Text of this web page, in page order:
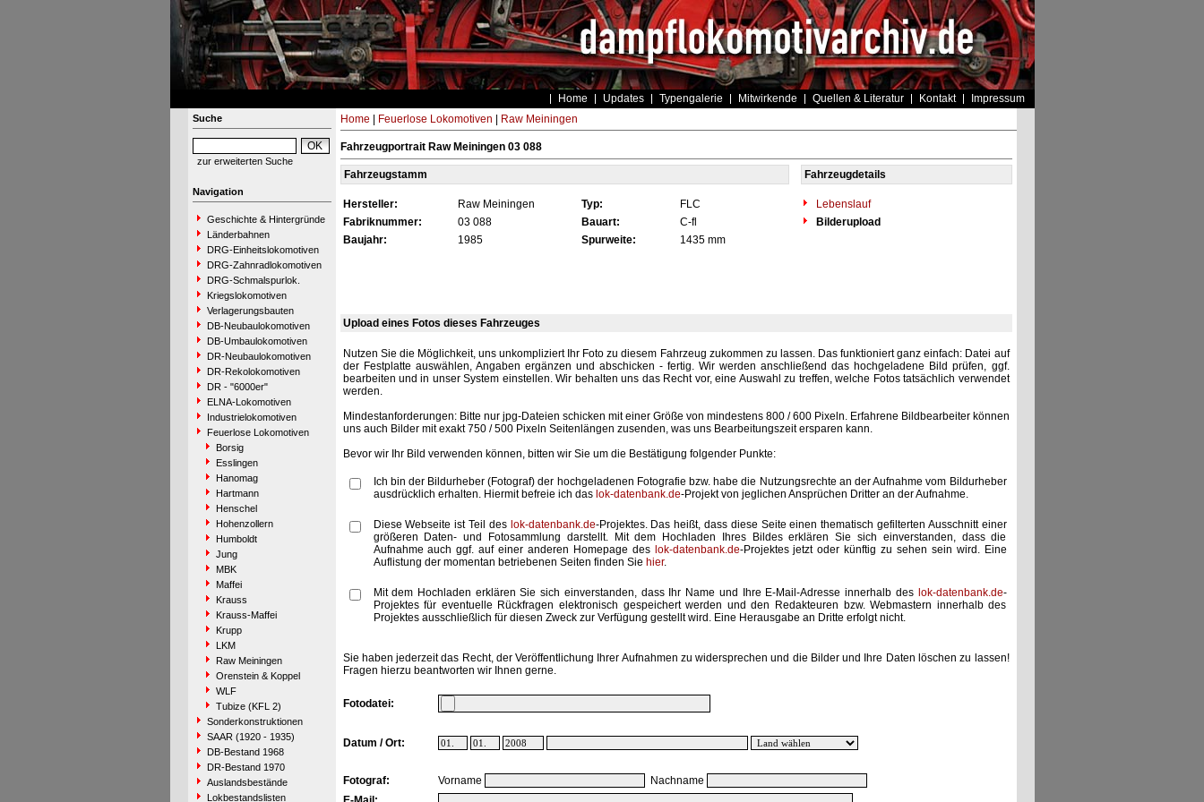
Home Updates Typengalerie Mitwirkende Quellen & Literatur Kontakt Impressum
Suche
zur erweiterten Suche
Navigation
Geschichte & Hintergründe
Länderbahnen
DRG-Einheitslokomotiven
DRG-Zahnradlokomotiven
DRG-Schmalspurlok.
Kriegslokomotiven
Verlagerungsbauten
DB-Neubaulokomotiven
DB-Umbaulokomotiven
DR-Neubaulokomotiven
DR-Rekolokomotiven
DR - "6000er"
ELNA-Lokomotiven
Industrielokomotiven
Feuerlose Lokomotiven
Borsig
Esslingen
Hanomag
Hartmann
Henschel
Hohenzollern
Humboldt
Jung
MBK
Maffei
Krauss
Krauss-Maffei
Krupp
LKM
Raw Meiningen
Orenstein & Koppel
WLF
Tubize (KFL 2)
Sonderkonstruktionen
SAAR (1920 - 1935)
DB-Bestand 1968
DR-Bestand 1970
Auslandsbestände
Lokbestandslisten
Home Feuerlose Lokomotiven Raw Meiningen
Fahrzeugportrait Raw Meiningen 03 088
Fahrzeugstamm Fahrzeugdetails
Hersteller: Raw Meiningen Typ: FLC
Lebenslauf
Fabriknummer:
03 088 Bauart: C-fl
Bilderupload
Baujahr:
1985 Spurweite: 1435 mm
Upload eines Fotos dieses Fahrzeuges
Nutzen Sie die Möglichkeit, uns unkompliziert Ihr Foto zu diesem Fahrzeug zukommen zu lassen. Das funktioniert ganz einfach: Datei auf
der Festplatte auswählen, Angaben ergänzen und abschicken - fertig. Wir werden anschließend das hochgeladene Bild prüfen, ggf.
bearbeiten und in unser System einstellen. Wir behalten uns das Recht vor, eine Auswahl zu treffen, welche Fotos tatsächlich verwendet
werden.
Mindestanforderungen: Bitte nur jpg-Dateien schicken mit einer Größe von mindestens 800 / 600 Pixeln. Erfahrene Bildbearbeiter können
uns auch Bilder mit exakt 750 / 500 Pixeln Seitenlängen zusenden, was uns Bearbeitungszeit ersparen kann.
Bevor wir Ihr Bild verwenden können, bitten wir Sie um die Bestätigung folgender Punkte:
Ich bin der Bildurheber (Fotograf) der hochgeladenen Fotografie bzw. habe die Nutzungsrechte an der Aufnahme vom Bildurheber
ausdrücklich erhalten. Hiermit befreie ich das lok-datenbank.de-Projekt von jeglichen Ansprüchen Dritter an der Aufnahme.
Diese Webseite ist Teil des lok-datenbank.de-Projektes. Das heißt, dass diese Seite einen thematisch gefilterten Ausschnitt einer
größeren Daten- und Fotosammlung darstellt. Mit dem Hochladen Ihres Bildes erklären Sie sich einverstanden, dass die
Aufnahme auch ggf. auf einer anderen Homepage des lok-datenbank.de-Projektes jetzt oder künftig zu sehen sein wird. Eine
Auflistung der momentan betriebenen Seiten finden Sie hier.
Mit dem Hochladen erklären Sie sich einverstanden, dass Ihr Name und Ihre E-Mail-Adresse innerhalb des lok-datenbank.de-
Projektes für eventuelle Rückfragen elektronisch gespeichert werden und den Redakteuren bzw. Webmastern innerhalb des
Projektes ausschließlich für diesen Zweck zur Verfügung gestellt wird. Eine Herausgabe an Dritte erfolgt nicht.
Sie haben jederzeit das Recht, der Veröffentlichung Ihrer Aufnahmen zu widersprechen und die Bilder und Ihre Daten löschen zu lassen!
Fragen hierzu beantworten wir Ihnen gerne.
Fotodatei:
Datum / Ort:
Fotograf: Vorname
Nachname